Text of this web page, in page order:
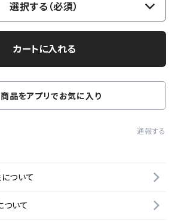
選択する（必須）
カートに入れる
商品をアプリでお気に入り
通報する
ついて
ついて